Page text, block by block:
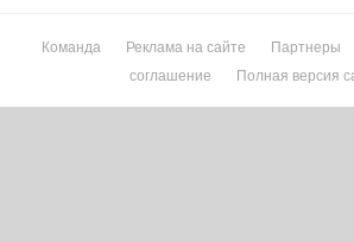
Команда Реклама на сайте Партнеры
соглашение
Полная версия